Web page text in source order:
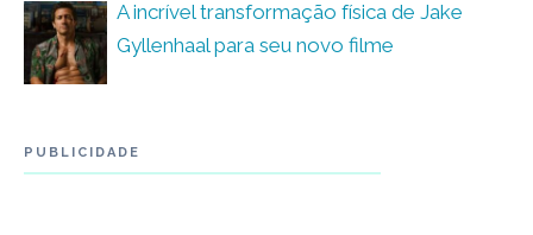
A incrível transformação física de Jake
Gyllenhaal para seu novo filme
PUBLICIDADE